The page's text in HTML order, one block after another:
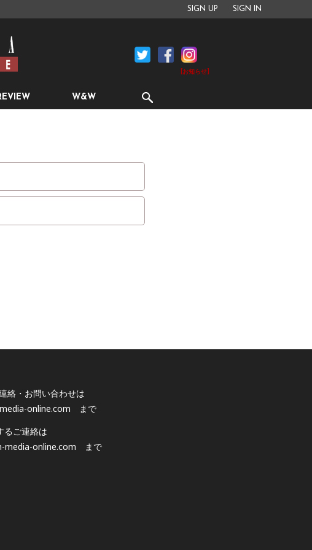
SIGN UP SIGN IN
[お知らせ]
W&W
絡・お問い合わせは
online.com まで
るご連絡は
media-online.com まで